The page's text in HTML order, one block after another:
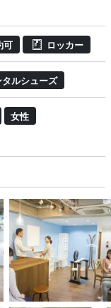
可 ロッカー
タルシューズ
女性